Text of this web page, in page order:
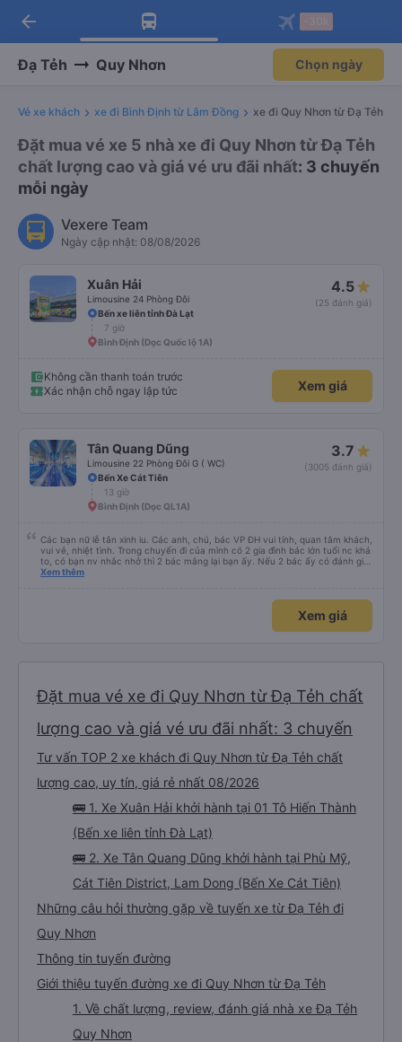
Tải app Vexere ngay!
Nhận ưu đãi thành viên độc
Mở app
Tải app Vexere
-30k/ghế khi đặt vé máy bay qua
Mở app
arrow_back
Đạ Tẻh Quy Nhơn Chọn ngày
Vé xe khách xe đi Bình Định từ Lâm Đồng xe đi Quy Nhơn từ Đạ Tẻh
Đặt mua vé xe 5 nhà xe đi Quy Nhơn từ Đạ Tẻh
chất lượng cao và giá vé ưu đãi nhất: 3 chuyến
mỗi ngày
Vexere Team
Ngày cập nhật: 08/08/2026
Xuân Hải
Limousine 24 Phòng Đôi
4.5
(25 đánh giá)
Bến xe liên tỉnh Đà Lạt
7 giờ
Bình Định (Dọc Quốc lộ 1A)
Không cần thanh toán trước
Xác nhận chỗ ngay lập tức
Xem giá
Tân Quang Dũng
Limousine 22 Phòng Đôi G ( WC)
3.7
(3005 đánh giá)
Bến Xe Cát Tiên
13 giờ
Bình Định (Dọc QL1A)
Các bạn nữ lễ tân xinh iu. Các anh, chú, bác VP ĐH vui tính, quan tâm khách,
vui vẻ, nhiệt tình. Trong chuyến đi của mình có 2 gia đình bác lớn tuổi nc khá
to, có bạn nv nhắc nhở thì 2 bác mắng lại bạn ấy. Nếu 2 bác ấy có đánh giá
xấu thì mình ngược lại nha. Bạn ấy nhắc nhở rất đúng. 2 bác nói rất to. To
bạn ấy nha. Nếu bạn ấy bị trừ thì bảo bạn ấy liên hệ sđt của mình, mình hỗ
trợ ạ. Số mình đuôi 666, chuyến ĐH-NT ngày 16/1. À các bạn nữ lễ tân xinh
iu còn đổi cho mình phòng đơn sang đôi xong còn note là (một mình) yêu
Xem thêm
Xem giá
Đặt mua vé xe đi Quy Nhơn từ Đạ Tẻh chất
lượng cao và giá vé ưu đãi nhất: 3 chuyến
Tư vấn TOP 2 xe khách đi Quy Nhơn từ Đạ Tẻh chất
lượng cao, uy tín, giá rẻ nhất 08/2026
🚌 1. Xe Xuân Hải khởi hành tại 01 Tô Hiến Thành
(Bến xe liên tỉnh Đà Lạt)
🚌 2. Xe Tân Quang Dũng khởi hành tại Phù Mỹ,
Cát Tiên District, Lam Dong (Bến Xe Cát Tiên)
Những câu hỏi thường gặp về tuyến xe từ Đạ Tẻh đi
Quy Nhơn
Thông tin tuyến đường
Giới thiệu tuyến đường xe đi Quy Nhơn từ Đạ Tẻh
1. Về chất lượng, review, đánh giá nhà xe Đạ Tẻh
Quy Nhơn